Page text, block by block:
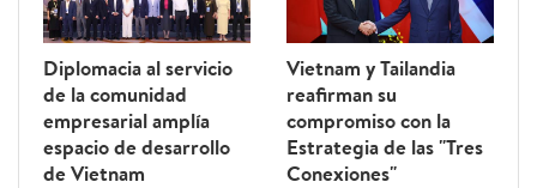
Diplomacia al servicio
de la comunidad
empresarial amplía
espacio de desarrollo
de Vietnam
Vietnam y Tailandia
reafirman su
compromiso con la
Estrategia de las "Tres
Conexiones"